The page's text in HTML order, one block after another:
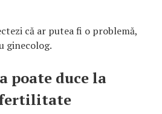
că ar putea fi o problemă,
ginecolog.
poate duce la
fertilitate